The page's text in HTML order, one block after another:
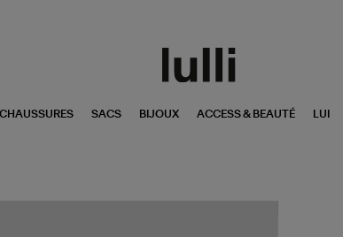
CHAUSSURES SACS BIJOUX ACCESS & BEAUTÉ LUI